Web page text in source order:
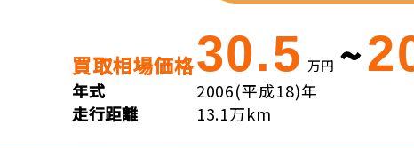
買取相場価格30.5 万円 ~
年式
2006(平成18)年
走行距離
13.1万km